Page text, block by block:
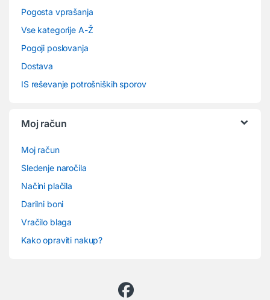
Pogosta vprašanja
Vse kategorije A-Ž
Pogoji poslovanja
Dostava
IS reševanje potrošniških sporov
Moj račun
Moj račun
Sledenje naročila
Načini plačila
Darilni boni
Vračilo blaga
Kako opraviti nakup?